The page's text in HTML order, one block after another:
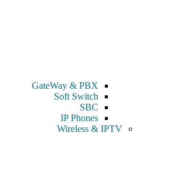
GateWay & PBX
Soft Switch
SBC
IP Phones
Wireless & IPTV